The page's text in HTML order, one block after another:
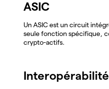
ASIC
Un ASIC est un circuit
seule fonction spécifique,
crypto-actifs.
Interopérabilité